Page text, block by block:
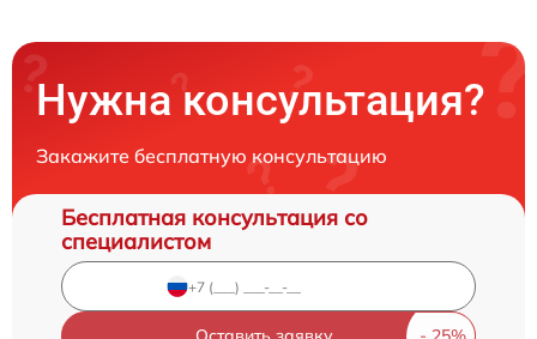
Нужна консультация?
Закажите бесплатную консультацию
Бесплатная консультация со
специалистом